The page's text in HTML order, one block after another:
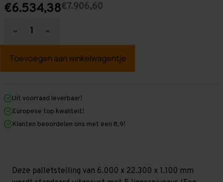
€6.534,38€7.906,60
Hoeveelheid
verlagen
Palletstelling
mm
mm
x
1.100
mm
Zwaar
-
Hoeveelheid
verhogen
Palletstelling
mm
mm
1.100
mm
Zwaar
-
Uit voorraad leverbaar!
Europese top kwaliteit!
Klanten beoordelen ons met een 8,9!
Deze palletstelling van 6.000 x 22.300 x 1.100 mm